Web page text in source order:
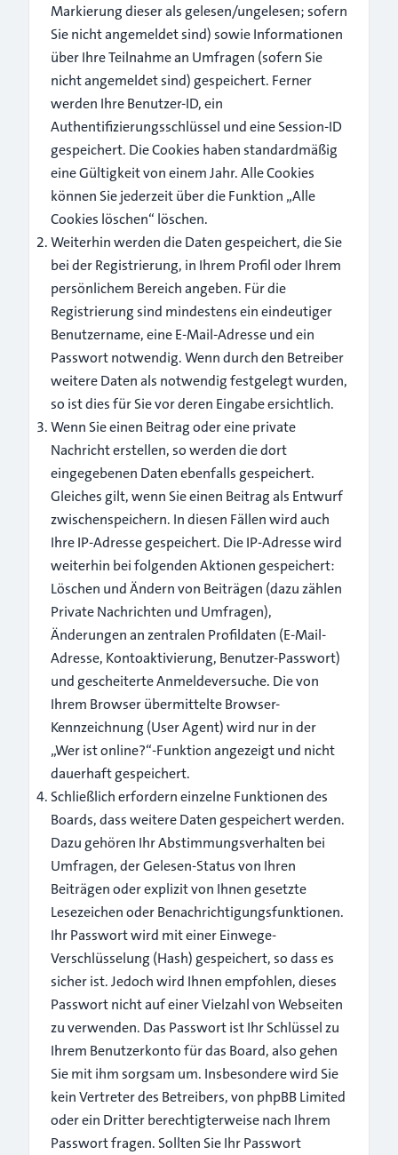
Markierung dieser als gelesen/ungelesen; sofern
Sie nicht angemeldet sind) sowie Informationen
über Ihre Teilnahme an Umfragen (sofern Sie
nicht angemeldet sind) gespeichert. Ferner
werden Ihre Benutzer-ID, ein
Authentifizierungsschlüssel und eine Session-ID
gespeichert. Die Cookies haben standardmäßig
eine Gültigkeit von einem Jahr. Alle Cookies
können Sie jederzeit über die Funktion „Alle
Cookies löschen“ löschen.
Weiterhin werden die Daten gespeichert, die Sie
bei der Registrierung, in Ihrem Profil oder Ihrem
persönlichem Bereich angeben. Für die
Registrierung sind mindestens ein eindeutiger
Benutzername, eine E-Mail-Adresse und ein
Passwort notwendig. Wenn durch den Betreiber
weitere Daten als notwendig festgelegt wurden,
so ist dies für Sie vor deren Eingabe ersichtlich.
Wenn Sie einen Beitrag oder eine private
Nachricht erstellen, so werden die dort
eingegebenen Daten ebenfalls gespeichert.
Gleiches gilt, wenn Sie einen Beitrag als Entwurf
zwischenspeichern. In diesen Fällen wird auch
Ihre IP-Adresse gespeichert. Die IP-Adresse wird
weiterhin bei folgenden Aktionen gespeichert:
Löschen und Ändern von Beiträgen (dazu zählen
Private Nachrichten und Umfragen),
Änderungen an zentralen Profildaten (E-Mail-
Adresse, Kontoaktivierung, Benutzer-Passwort)
und gescheiterte Anmeldeversuche. Die von
Ihrem Browser übermittelte Browser-
Kennzeichnung (User Agent) wird nur in der
„Wer ist online?“-Funktion angezeigt und nicht
dauerhaft gespeichert.
Schließlich erfordern einzelne Funktionen des
Boards, dass weitere Daten gespeichert werden.
Dazu gehören Ihr Abstimmungsverhalten bei
Umfragen, der Gelesen-Status von Ihren
Beiträgen oder explizit von Ihnen gesetzte
Lesezeichen oder Benachrichtigungsfunktionen.
Ihr Passwort wird mit einer Einwege-
Verschlüsselung (Hash) gespeichert, so dass es
sicher ist. Jedoch wird Ihnen empfohlen, dieses
Passwort nicht auf einer Vielzahl von Webseiten
zu verwenden. Das Passwort ist Ihr Schlüssel zu
Ihrem Benutzerkonto für das Board, also gehen
Sie mit ihm sorgsam um. Insbesondere wird Sie
kein Vertreter des Betreibers, von phpBB Limited
oder ein Dritter berechtigterweise nach Ihrem
Passwort fragen. Sollten Sie Ihr Passwort